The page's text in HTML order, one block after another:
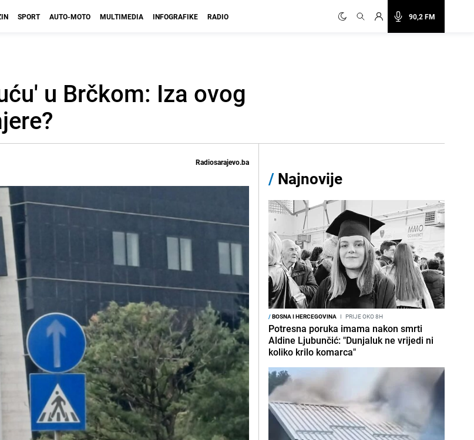
90,2 FM
SPORT AUTO-MOTO MULTIMEDIA INFOGRAFIKE RADIO
u Brčkom: Iza ovog
Radiosarajevo.ba
/ Najnovije
/BOSNA I HERCEGOVINA I PRIJE OKO 8H
Potresna poruka imama nakon smrti
Aldine Ljubunčić: "Dunjaluk ne vrijedi ni
koliko krilo komarca"